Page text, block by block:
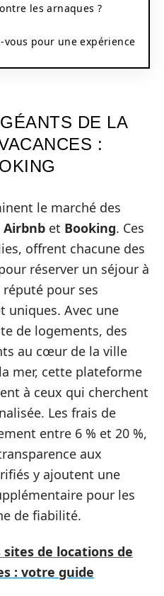
les arnaques ?
pour une expérience
DE LA
:
le marché des
Airbnb et Booking. Ces
offrent chacune des
réserver un séjour à
réputé pour ses
uniques. Avec une
de logements, des
au cœur de la ville
mer, cette plateforme
à ceux qui cherchent
Les frais de
entre 6 % et 20 %,
aux
y ajoutent une
pour les
de fiabilité.
de locations de
: votre guide